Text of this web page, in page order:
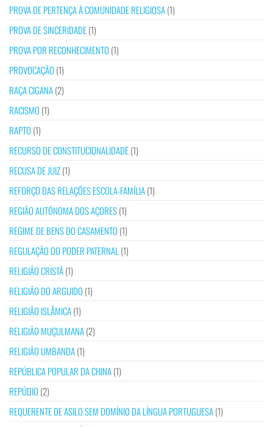
PROVA DE PERTENÇA À COMUNIDADE RELIGIOSA(1)
PROVA DE SINCERIDADE(1)
PROVA POR RECONHECIMENTO (1)
PROVOCAÇÃO (1)
RAÇA CIGANA(2)
RACISMO (1)
RAPTO (1)
RECURSO DE CONSTITUCIONALIDADE(1)
RECUSA DE JUIZ(1)
REFORÇO DAS RELAÇÕES ESCOLA-FAMÍLIA(1)
REGIÃO AUTÓNOMA DOS AÇORES(1)
REGIME DE BENS DO CASAMENTO (1)
REGULAÇÃO DO PODER PATERNAL (1)
RELIGIÃO CRISTÃ(1)
RELIGIÃO DO ARGUIDO (1)
RELIGIÃO ISLÂMICA(1)
RELIGIÃO MUÇULMANA(2)
RELIGIÃO UMBANDA(1)
REPÚBLICA POPULAR DA CHINA(1)
REPÚDIO (2)
REQUERENTE DE ASILO SEM DOMÍNIO DA LÍNGUA PORTUGUESA(1)